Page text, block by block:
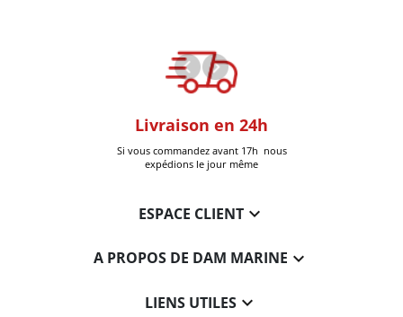
Livraison en 24h
Si vous commandez avant 17h nous
expédions le jour même
ESPACE CLIENT
A PROPOS DE DAM MARINE 
LIENS UTILES 